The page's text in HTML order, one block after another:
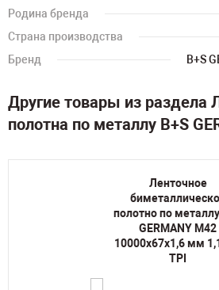
Родина бренда
Страна производства
Бренд
B+S
Другие товары из раздела
полотна по металлу B+S
Ленточное
полотно по
GERMANY M42
10000х67х1,6 мм
TPI